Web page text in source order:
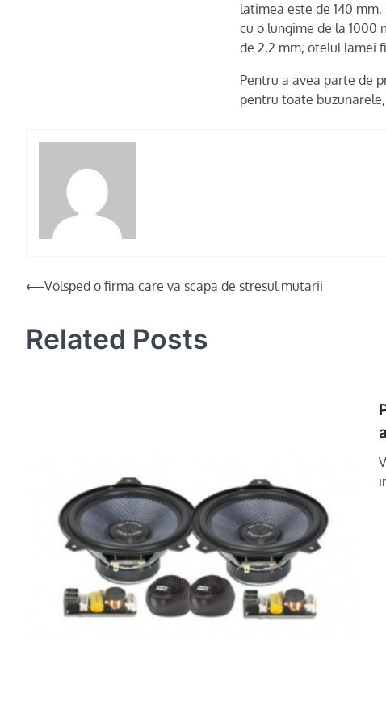
latimea este de 140
cu o lungime de la 1000
de 2,2 mm, otelul lamei
Pentru a avea parte de
pentru toate
Post
⟵Volsped o firma care va scapa de stresul mutarii
Related Posts